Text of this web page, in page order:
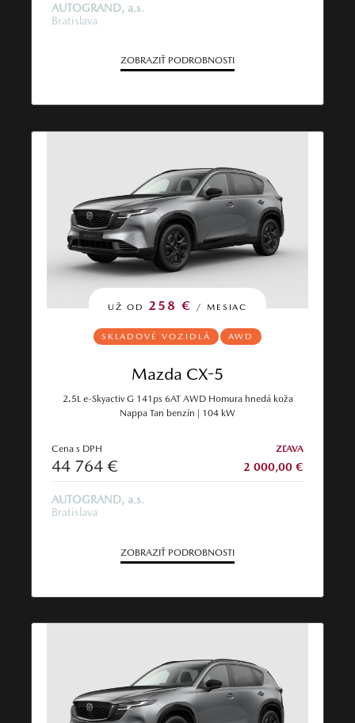
AUTOGRAND, a.s.
Bratislava
ZOBRAZIŤ PODROBNOSTI
UŽ OD 258 € / MESIAC
SKLADOVÉ VOZIDLÁ AWD
Mazda CX-5
2.5L e-Skyactiv G 141ps 6AT AWD Homura hnedá koža
Nappa Tan benzín | 104 kW
Cena s DPH
44 764 €
ZĽAVA
2 000,00 €
AUTOGRAND, a.s.
Bratislava
ZOBRAZIŤ PODROBNOSTI